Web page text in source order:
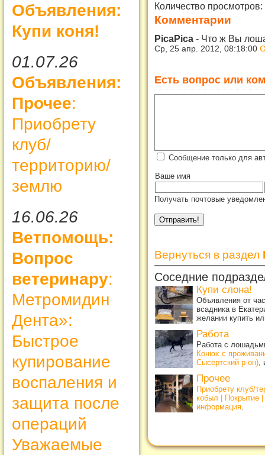
Объявления:
Купи коня!
01.07.26
Объявления:
Прочее:
Приобрету
клуб/
территорию/
землю
16.06.26
Ветпомощь:
Вопрос
ветеринару:
Метромидин
Дента»:
Быстрое
купирование
воспаления и
защита после
операций
Уважаемые
Количество просмотров:
Комментарии
PicaPica - Что ж Вы
Ср, 25 апр. 2012, 08:18:00
Есть вопрос или
Сообщение только для
Ваше имя
Получать почтовые
Вернуться в раздел
Соседние
Купи слона!
Объявления от
всадника в
желании купить
Работа
Работа с
Конюх с
Сысертский р-он)
Прочее
Приобрету клуб/
кобыл | Покрытие
информация